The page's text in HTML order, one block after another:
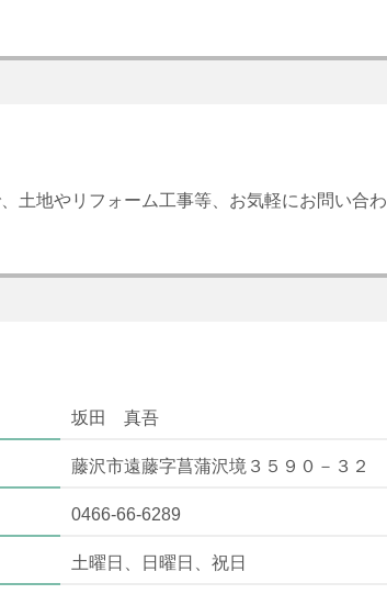
土地やリフォーム工事等、お気軽にお問い合わ
坂田 真吾
藤沢市遠藤字菖蒲沢境３５９０－３２
0466-66-6289
土曜日、日曜日、祝日